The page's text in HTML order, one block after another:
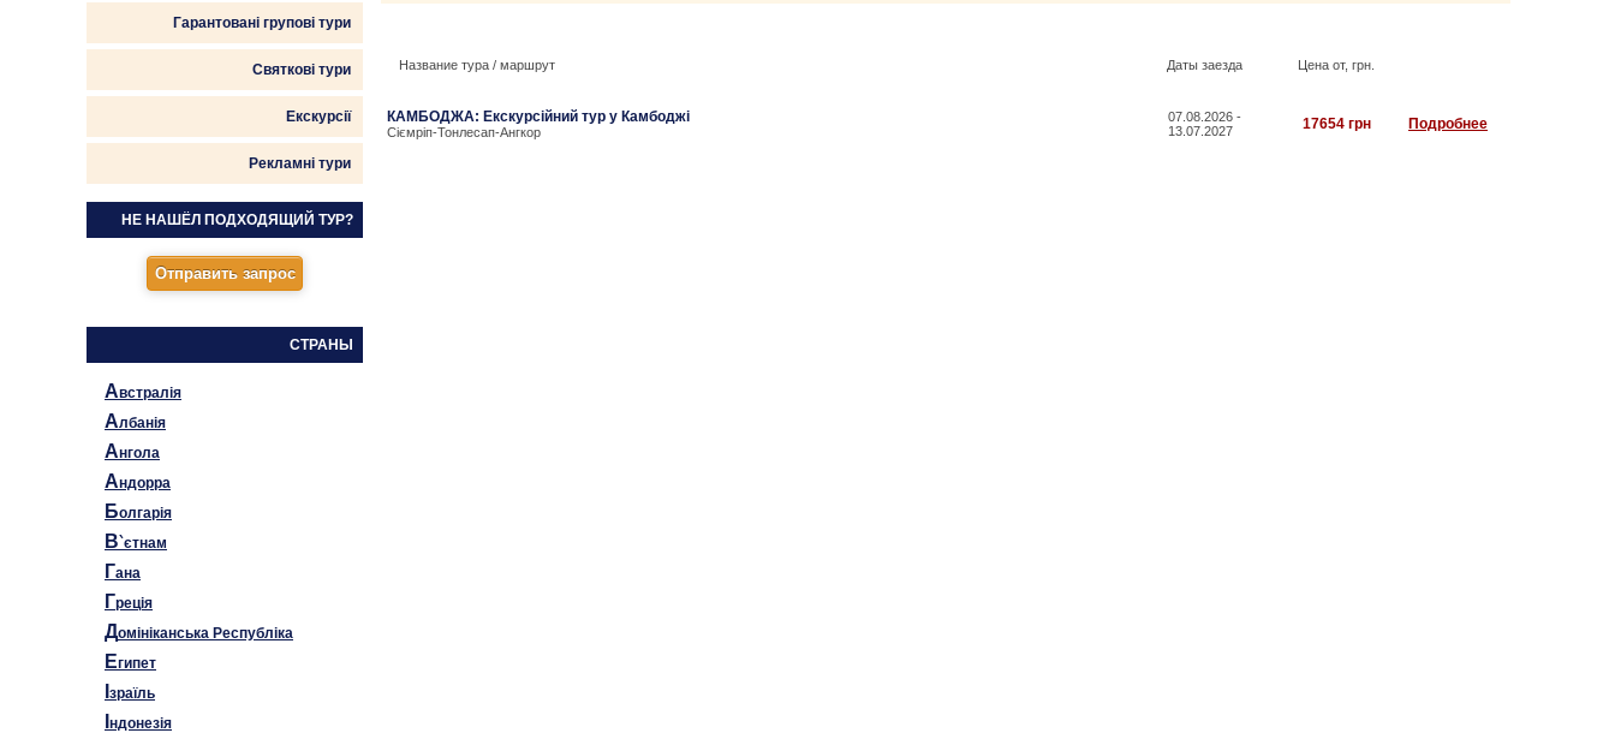
Гарантовані групові тури
Святкові тури
Екскурсії
Рекламні тури
НЕ НАШЁЛ ПОДХОДЯЩИЙ ТУР?
СТРАНЫ
Австралія
Албанія
Ангола
Андорра
Болгарія
В`єтнам
Гана
Греція
Домініканська Республіка
Египет
зраїль
ндонезія
Название тура / маршрут Даты заезда Цена от, грн.
КАМБОДЖА: Екскурсійний тур у Камбоджі
Сіємріп-Тонлесап-Ангкор
07.08.2026 -
13.07.2027
17654 грн Подробнее